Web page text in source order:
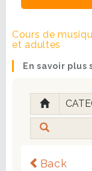
Cours de
et adultes
En savoir plus
Back